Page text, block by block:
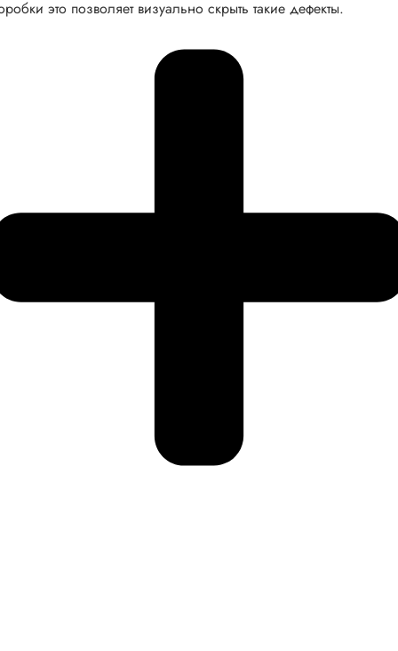
это позволяет визуально скрыть такие дефекты.